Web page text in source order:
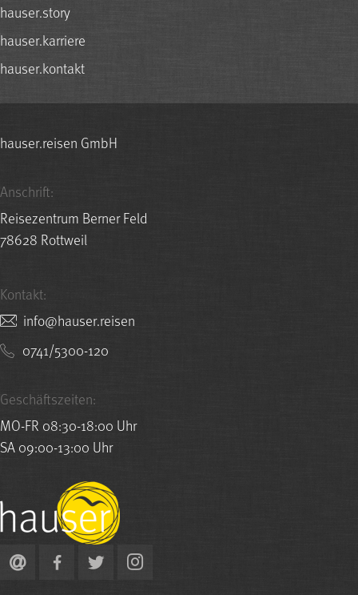
hauser.story
hauser.karriere
hauser.kontakt
hauser.reisen GmbH
Anschrift:
Reisezentrum Berner Feld
78628 Rottweil
Kontakt:
nesier.resuah@ofni
0741/5300-120
Geschäftszeiten:
MO-FR 08:30-18:00 Uhr
SA 09:00-13:00 Uhr